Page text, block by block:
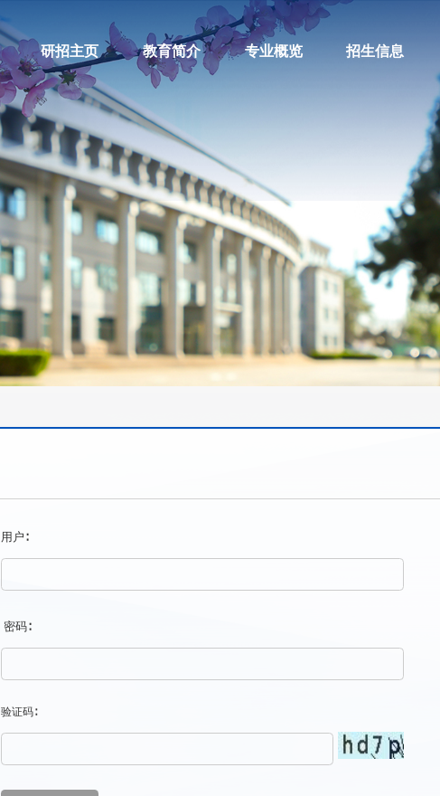
研招主页 教育简介 专业概览 招生信息
用户∶
密码∶
验证码∶